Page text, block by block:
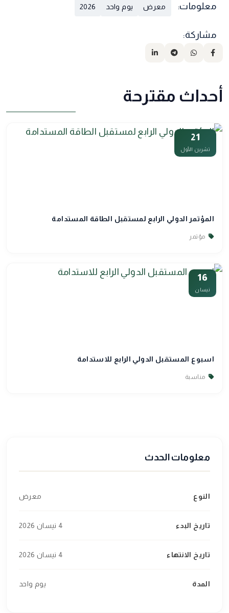
معلومات: معرض يوم واحد 2026
مشاركة:
أحداث مقترحة
21
تشرين الأول
المؤتمر الدولي الرابع لمستقبل الطاقة المستدامة
مؤتمر
16
نيسان
اسبوع المستقبل الدولي الرابع للاستدامة
مناسبة
معلومات الحدث
النوع معرض
تاريخ البدء 4 نيسان 2026
تاريخ الانتهاء 4 نيسان 2026
المدة يوم واحد